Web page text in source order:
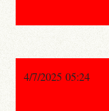
4/7/2025 05:24